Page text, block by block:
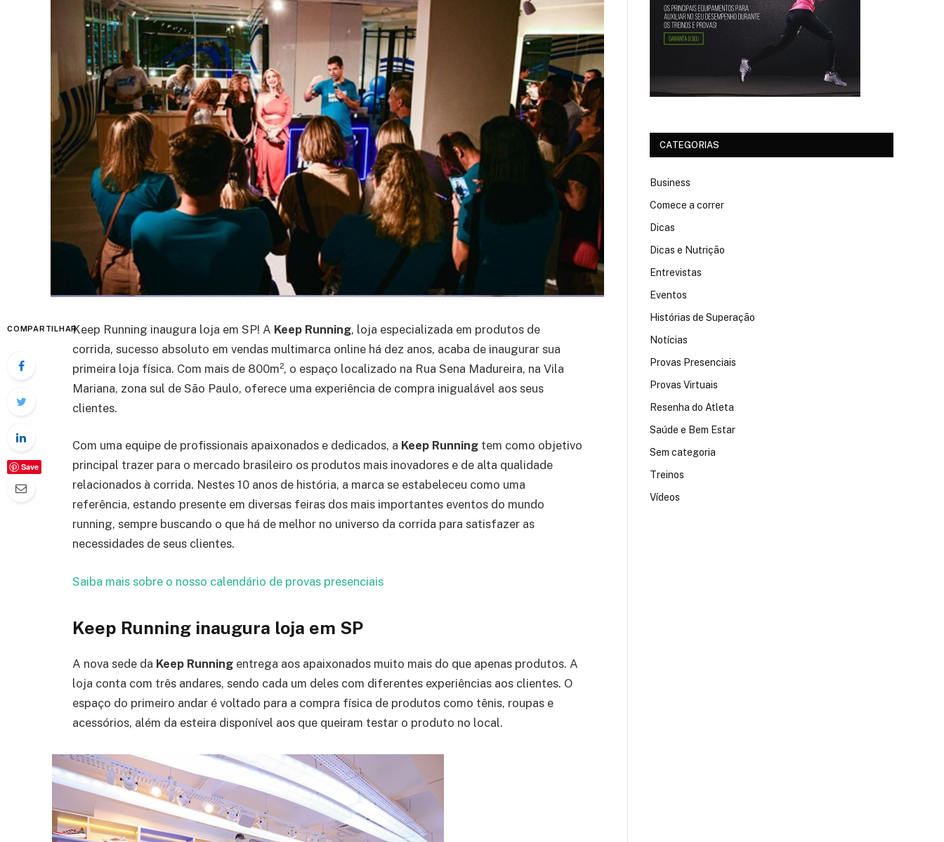
COMPARTILHAR
Save
Keep Running inaugura loja em SP! A Keep Running, loja especializada em produtos de
corrida, sucesso absoluto em vendas multimarca online há dez anos, acaba de inaugurar sua
primeira loja física. Com mais de 800m², o espaço localizado na Rua Sena Madureira, na Vila
Mariana, zona sul de São Paulo, oferece uma experiência de compra inigualável aos seus
clientes.
Com uma equipe de profissionais apaixonados e dedicados, a Keep Running tem como objetivo
principal trazer para o mercado brasileiro os produtos mais inovadores e de alta qualidade
relacionados à corrida. Nestes 10 anos de história, a marca se estabeleceu como uma
referência, estando presente em diversas feiras dos mais importantes eventos do mundo
running, sempre buscando o que há de melhor no universo da corrida para satisfazer as
necessidades de seus clientes.
Saiba mais sobre o nosso calendário de provas presenciais
Keep Running inaugura loja em SP
A nova sede da Keep Running entrega aos apaixonados muito mais do que apenas produtos. A
loja conta com três andares, sendo cada um deles com diferentes experiências aos clientes. O
espaço do primeiro andar é voltado para a compra física de produtos como tênis, roupas e
acessórios, além da esteira disponível aos que queiram testar o produto no local.
CATEGORIAS
Business
Comece a correr
Dicas
Dicas e Nutrição
Entrevistas
Eventos
Histórias de Superação
Notícias
Provas Presenciais
Provas Virtuais
Resenha do Atleta
Saúde e Bem Estar
Sem categoria
Treinos
Vídeos